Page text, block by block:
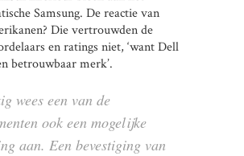
Samsung. De reactie van
Die vertrouwden de
en ratings niet, ‘want Dell
betrouwbaar merk’.
wees een van de
ook een mogelijke
aan. Een bevestiging van